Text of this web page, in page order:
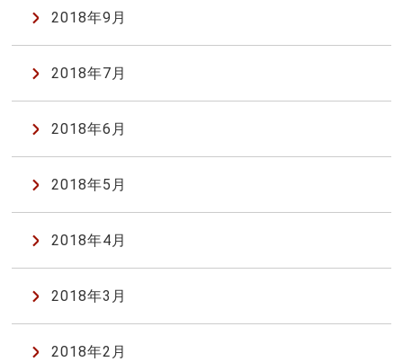
2018年9月
2018年7月
2018年6月
2018年5月
2018年4月
2018年3月
2018年2月